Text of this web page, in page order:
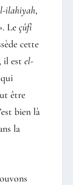
ilahiyah,
Le çûfî
cette
il est el-
être
bien là
la